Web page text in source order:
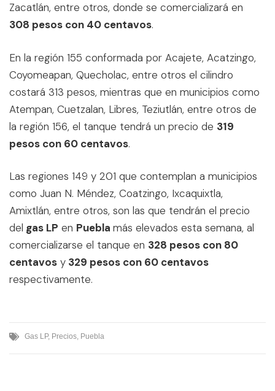
Zacatlán, entre otros, donde se comercializará en
308 pesos con 40 centavos.
En la región 155 conformada por Acajete, Acatzingo,
Coyomeapan, Quecholac, entre otros el cilindro
costará 313 pesos, mientras que en municipios como
Atempan, Cuetzalan, Libres, Teziutlán, entre otros de
la región 156, el tanque tendrá un precio de 319
pesos con 60 centavos.
Las regiones 149 y 201 que contemplan a municipios
como Juan N. Méndez, Coatzingo, Ixcaquixtla,
Amixtlán, entre otros, son las que tendrán el precio
del gas LP en Puebla más elevados esta semana, al
comercializarse el tanque en 328 pesos con 80
centavos y 329 pesos con 60 centavos
respectivamente.
Gas LP, Precios Puebla